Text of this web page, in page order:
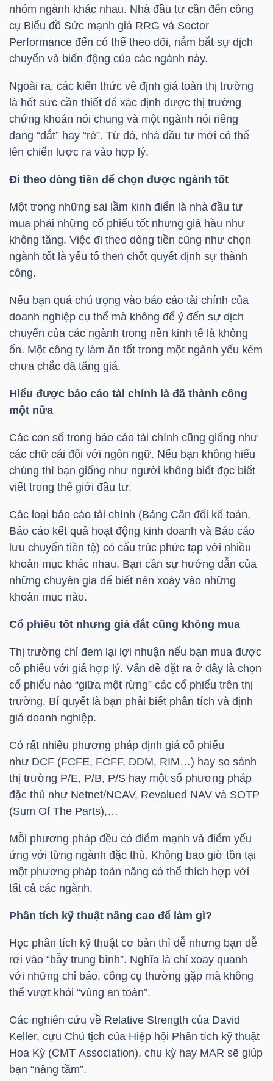
nhóm ngành khác nhau. Nhà đầu tư cần đến công
cụ Biểu đồ Sức mạnh giá RRG và Sector
Performance đến có thể theo dõi, nắm bắt sự dịch
chuyển và biến động của các ngành này.
Ngoài ra, các kiến thức về định giá toàn thị trường
là hết sức cần thiết để xác định được thị trường
chứng khoán nói chung và một ngành nói riêng
đang “đắt” hay “rẻ”. Từ đó, nhà đầu tư mới có thể
lên chiến lược ra vào hợp lý.
Đi theo dòng tiền để chọn được ngành tốt
Một trong những sai lầm kinh điển là nhà đầu tư
mua phải những cổ phiếu tốt nhưng giá hầu như
không tăng. Việc đi theo dòng tiền cũng như chọn
ngành tốt là yếu tố then chốt quyết định sự thành
công.
Nếu bạn quá chú trọng vào báo cáo tài chính của
doanh nghiệp cụ thể mà không để ý đến sự dịch
chuyển của các ngành trong nền kinh tế là không
ổn. Một công ty làm ăn tốt trong một ngành yếu kém
chưa chắc đã tăng giá.
Hiểu được báo cáo tài chính là đã thành công
một nữa
Các con số trong báo cáo tài chính cũng giống như
các chữ cái đối với ngôn ngữ. Nếu bạn không hiểu
chúng thì bạn giống như người không biết đọc biết
viết trong thế giới đầu tư.
Các loại báo cáo tài chính (Bảng Cân đối kế toán,
Báo cáo kết quả hoạt động kinh doanh và Báo cáo
lưu chuyển tiền tệ) có cấu trúc phức tạp với nhiều
khoản mục khác nhau. Bạn cần sự hướng dẫn của
những chuyên gia để biết nên xoáy vào những
khoản mục nào.
Cổ phiếu tốt nhưng giá đắt cũng không mua
Thị trường chỉ đem lại lợi nhuận nếu bạn mua được
cổ phiếu với giá hợp lý. Vấn đề đặt ra ở đây là chọn
cổ phiếu nào “giữa một rừng” các cổ phiếu trên thị
trường. Bí quyết là bạn phải biết phân tích và định
giá doanh nghiệp.
Có rất nhiều phương pháp định giá cổ phiếu
như DCF (FCFE, FCFF, DDM, RIM…) hay so sánh
thị trường P/E, P/B, P/S hay một số phương pháp
đặc thù như Netnet/NCAV, Revalued NAV và SOTP
(Sum Of The Parts),…
Mỗi phương pháp đều có điểm mạnh và điểm yếu
ứng với từng ngành đặc thù. Không bao giờ tồn tại
một phương pháp toàn năng có thể thích hợp với
tất cả các ngành.
Phân tích kỹ thuật nâng cao để làm gì?
Học phân tích kỹ thuật cơ bản thì dễ nhưng bạn dễ
rơi vào “bẫy trung bình”. Nghĩa là chỉ xoay quanh
với những chỉ báo, công cụ thường gặp mà không
thể vượt khỏi “vùng an toàn”.
Các nghiên cứu về Relative Strength của David
Keller, cựu Chủ tịch của Hiệp hội Phân tích kỹ thuật
Hoa Kỳ (CMT Association), chu kỳ hay MAR sẽ giúp
bạn “nâng tầm”.
NGÀNH
DOANH
NGHIỆP
PHIẾU
PHÁI
SINH
PHIẾU
CỤ
TƯ
TRUY
XUẤT
LIỆU
Ngành
(-)
VS-
LƯỢNG
NGUYÊN
VẬT
LIỆU
NGHIỆP
TIÊU
DÙNG
KHÔNG
THIẾT